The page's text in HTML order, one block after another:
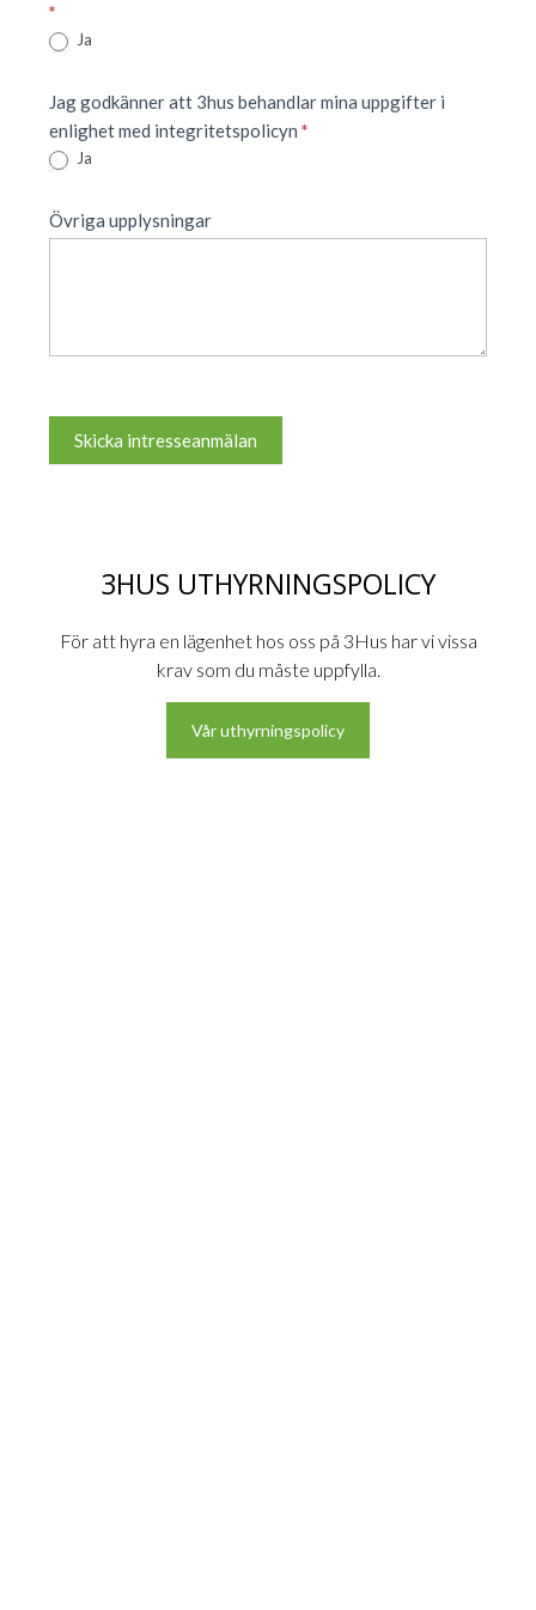
*
Ja
Jag godkänner att 3hus behandlar mina uppgifter i
enlighet med integritetspolicyn *
Ja
Övriga upplysningar
Skicka intresseanmälan
3HUS UTHYRNINGSPOLICY
För att hyra en lägenhet hos oss på 3Hus har vi vissa
krav som du måste uppfylla.
Vår uthyrningspolicy